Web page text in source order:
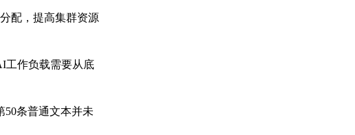
配，提高集群资源
工作负载需要从底
50条普通文本并未